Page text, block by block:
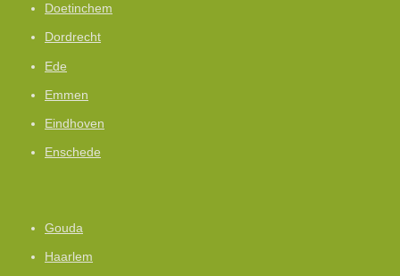
Doetinchem
Dordrecht
Ede
Emmen
Eindhoven
Enschede
Gouda
Haarlem